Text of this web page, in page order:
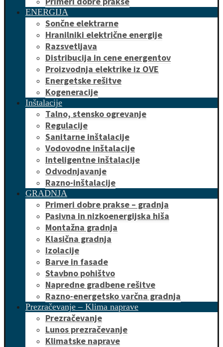
ENERGIJA
Sončne elektrarne
Hranilniki električne energije
Razsvetljava
Distribucija in cene energentov
Proizvodnja elektrike iz OVE
Energetske rešitve
Kogeneracije
Inštalacije
Talno, stensko ogrevanje
Regulacije
Sanitarne inštalacije
Vodovodne inštalacije
Inteligentne inštalacije
Odvodnjavanje
Razno-inštalacije
GRADNJA
Primeri dobre prakse – gradnja
Pasivna in nizkoenergijska hiša
Montažna gradnja
Klasična gradnja
Izolacije
Barve in fasade
Stavbno pohištvo
Napredne gradbene rešitve
Razno-energetsko varčna gradnja
Prezračevanje – Klima naprave
Prezračevanje
Lunos prezračevanje
Klimatske naprave